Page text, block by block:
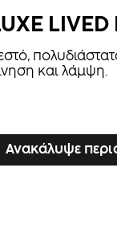
LIVED
και λάμψη.
Ανακάλυψε